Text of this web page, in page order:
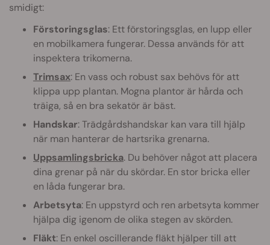
smidigt:
Förstoringsglas: Ett förstoringsglas, en lupp eller
en mobilkamera fungerar. Dessa används för att
inspektera trikomerna.
Trimsax: En vass och robust sax behövs för att
klippa upp plantan. Mogna plantor är hårda och
träiga, så en bra sekatör är bäst.
Handskar: Trädgårdshandskar kan vara till hjälp
när man hanterar de hartsrika grenarna.
Uppsamlingsbricka. Du behöver något att placera
dina grenar på när du skördar. En stor bricka eller
en låda fungerar bra.
Arbetsyta: En uppstyrd och ren arbetsyta kommer
hjälpa dig igenom de olika stegen av skörden.
Fläkt: En enkel oscillerande fläkt hjälper till att